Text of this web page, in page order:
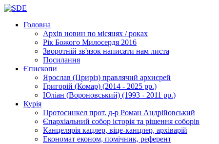
Головна
Архів новин по місяцях / роках
Рік Божого Милосердя 2016
Зворотній зв'язок написати нам листа
Посилання
Єпископи
Ярослав (Приріз) правлячий архиєрей
Григорій (Комар) (2014 - 2025 рр.)
Юліан (Вороновський) (1993 - 2011 рр.)
Курія
Протосинкел прот. д-р Роман Андрійовський
Єпархіальний собор історія та рішення соборів
Канцелярія кацлер, віце-канцлер, архіварій
Економат економ, помічник, референт